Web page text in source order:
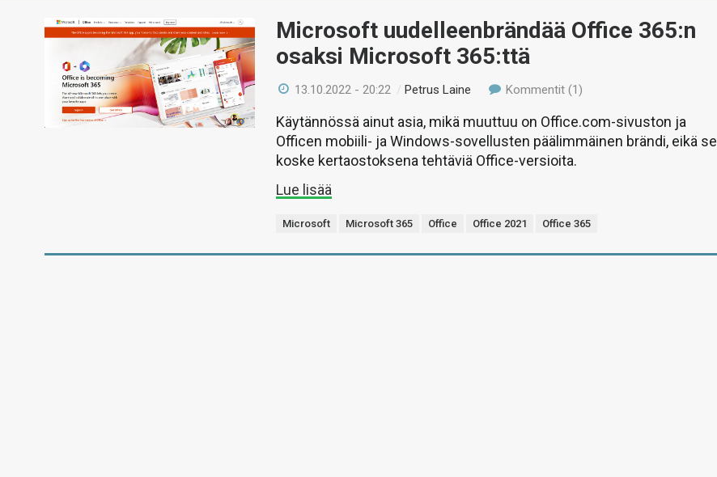
Microsoft uudelleenbrändää Office 365:n
osaksi Microsoft 365:ttä
13.10.2022 - 20:22 /Petrus Laine Kommentit (1)
Käytännössä ainut asia, mikä muuttuu on Office.com-sivuston ja
Officen mobiili- ja Windows-sovellusten päälimmäinen brändi, eikä se
koske kertaostoksena tehtäviä Office-versioita.
Lue lisää
Microsoft Microsoft 365 Office Office 2021 Office 365